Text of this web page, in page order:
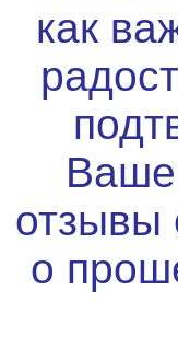
как
отзывы
о